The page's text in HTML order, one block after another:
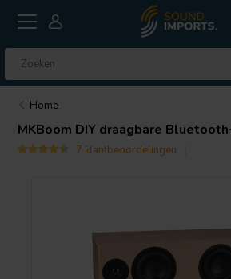
Home
MKBoom DIY draagbare
7 klantbeoordelingen